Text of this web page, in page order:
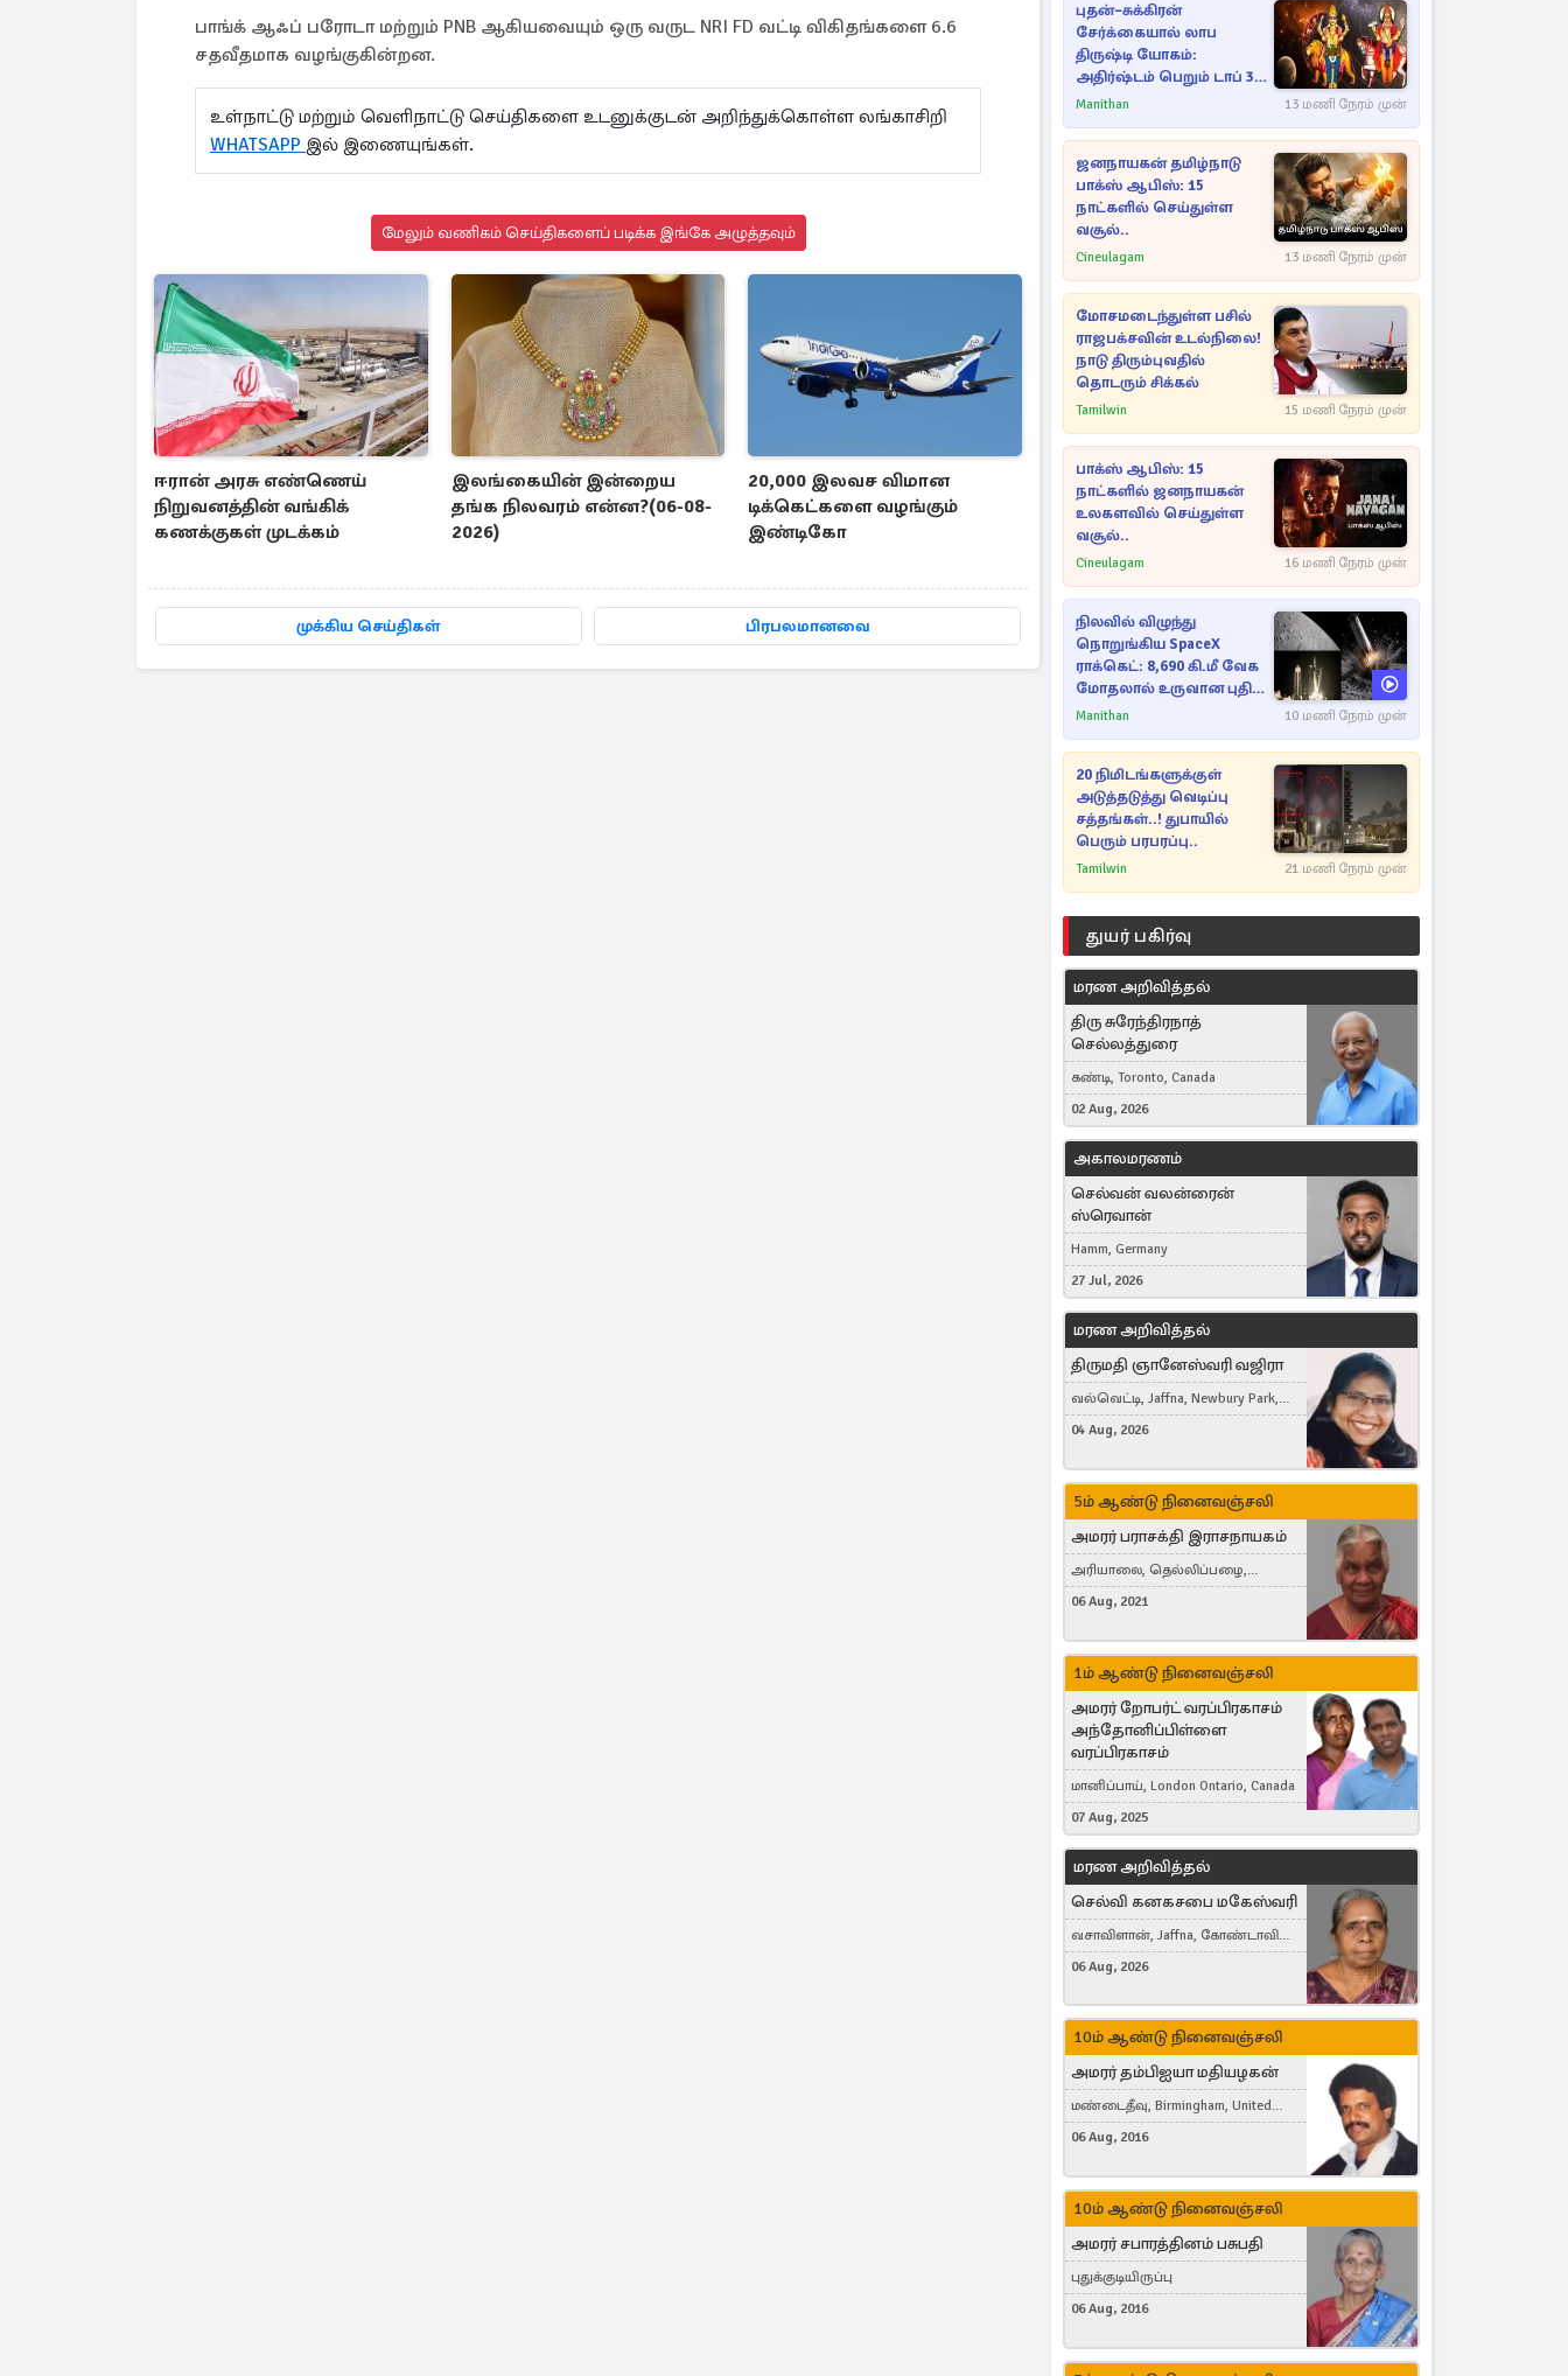
பாங்க் ஆஃப் பரோடா மற்றும் PNB ஆகியவையும் ஒரு வருட NRI FD வட்டி விகிதங்களை 6.6
சதவீதமாக வழங்குகின்றன.
உள்நாட்டு மற்றும் வெளிநாட்டு செய்திகளை உடனுக்குடன் அறிந்துக்கொள்ள லங்காசிறி
WHATSAPP இல் இணையுங்கள்.
மேலும் வணிகம் செய்திகளைப் படிக்க இங்கே அழுத்தவும்
ஈரான் அரசு எண்ணெய்
நிறுவனத்தின் வங்கிக்
கணக்குகள் முடக்கம்
இலங்கையின் இன்றைய
தங்க நிலவரம் என்ன?(06-08-
2026)
20,000 இலவச விமான
டிக்கெட்களை வழங்கும்
இண்டிகோ
முக்கிய செய்திகள் பிரபலமானவை
புதன்–சுக்கிரன்
சேர்க்கையால் லாப
திருஷ்டி யோகம்:
அதிர்ஷ்டம் பெறும் டாப் 3
ராசிகள்!
Manithan 13 மணி நேரம் முன்
ஜனநாயகன் தமிழ்நாடு
பாக்ஸ் ஆபிஸ்: 15
நாட்களில் செய்துள்ள
வசூல்..
Cineulagam 13 மணி நேரம் முன்
மோசமடைந்துள்ள பசில்
ராஜபக்சவின் உடல்நிலை!
நாடு திரும்புவதில்
தொடரும் சிக்கல்
Tamilwin 15 மணி நேரம் முன்
பாக்ஸ் ஆபிஸ்: 15
நாட்களில் ஜனநாயகன்
உலகளவில் செய்துள்ள
வசூல்..
Cineulagam 16 மணி நேரம் முன்
நிலவில் விழுந்து
நொறுங்கிய SpaceX
ராக்கெட்: 8,690 கி.மீ வேக
மோதலால் உருவான புதிய
பள்ளம்!
Manithan 10 மணி நேரம் முன்
20 நிமிடங்களுக்குள்
அடுத்தடுத்து வெடிப்பு
சத்தங்கள்..! துபாயில்
பெரும் பரபரப்பு..
Tamilwin 21 மணி நேரம் முன்
துயர் பகிர்வு
மரண அறிவித்தல்
திரு சுரேந்திரநாத்
செல்லத்துரை
கண்டி, Toronto, Canada
02 Aug, 2026
அகாலமரணம்
செல்வன் வலன்ரைன்
ஸ்ரெவான்
Hamm, Germany
27 Jul, 2026
மரண அறிவித்தல்
திருமதி ஞானேஸ்வரி வஜிரா
வல்வெட்டி, Jaffna, Newbury Park,
United Kingdom
04 Aug, 2026
5ம் ஆண்டு நினைவஞ்சலி
அமரர் பராசக்தி இராசநாயகம்
அரியாலை, தெல்லிப்பழை,
Montreal, Canada
06 Aug, 2021
1ம் ஆண்டு நினைவஞ்சலி
அமரர் றோபர்ட் வரப்பிரகாசம்
அந்தோனிப்பிள்ளை
வரப்பிரகாசம்
மானிப்பாய், London Ontario, Canada
07 Aug, 2025
மரண அறிவித்தல்
செல்வி கனகசபை மகேஸ்வரி
வசாவிளான், Jaffna, கோண்டாவில்
கிழக்கு
06 Aug, 2026
10ம் ஆண்டு நினைவஞ்சலி
அமரர் தம்பிஐயா மதியழகன்
மண்டைதீவு, Birmingham, United
Kingdom
06 Aug, 2016
10ம் ஆண்டு நினைவஞ்சலி
அமரர் சபாரத்தினம் பசுபதி
புதுக்குடியிருப்பு
06 Aug, 2016